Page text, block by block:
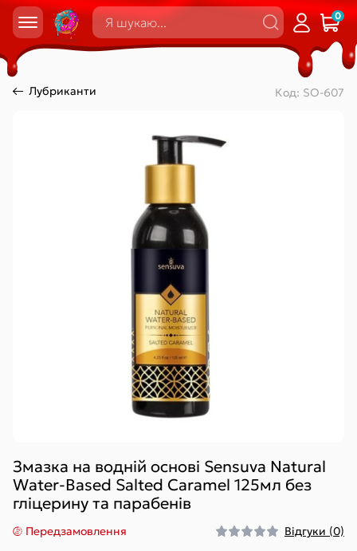
0
Лубриканти Код: SO-607
Змазка на водній основі Sensuva Natural
Water-Based Salted Caramel 125мл без
гліцерину та парабенів
Передзамовлення Відгуки (0)